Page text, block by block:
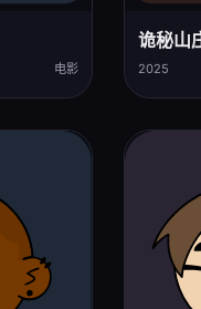
电影
诡秘山
2025